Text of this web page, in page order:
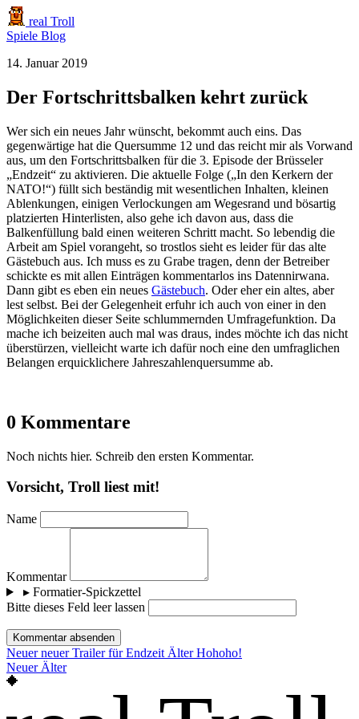
real Troll
Spiele Blog
14. Januar 2019
Der Fortschrittsbalken kehrt zurück
Wer sich ein neues Jahr wünscht, bekommt auch eins. Das
gegenwärtige hat die Quersumme 12 und das reicht mir als Vorwand
aus, um den Fortschrittsbalken für die 3. Episode der Brüsseler
„Endzeit“ zu aktivieren. Die aktuelle Folge („In den Kerkern der
NATO!“) füllt sich beständig mit wesentlichen Inhalten, kleinen
Ablenkungen, einigen Verlockungen am Wegesrand und bösartig
platzierten Hinterlisten, also gehe ich davon aus, dass die
Balkenfüllung bald einen weiteren Schritt macht. So lebendig die
Arbeit am Spiel vorangeht, so trostlos sieht es leider für das alte
Gästebuch aus. Ich muss es zu Grabe tragen, denn der Betreiber
schickte es mit allen Einträgen kommentarlos ins Datennirwana.
Dann gibt es eben ein neues Gästebuch. Oder eher ein altes, aber
lest selbst. Bei der Gelegenheit erfuhr ich auch von einer in den
Möglichkeiten dieser Seite schlummernden Umfragefunktion. Da
mache ich beizeiten auch mal was draus, indes möchte ich das nicht
überstürzen, vielleicht warte ich dafür noch eine den umfraglichen
Belangen erquicklichere Jahreszahlenquersumme ab.
0 Kommentare
Noch nichts hier. Schreib den ersten Kommentar.
Vorsicht, Troll liest mit!
Name
Kommentar
▸Formatier-Spickzettel
Bitte dieses Feld leer lassen
Kommentar absenden
Neuer neuer Trailer für Endzeit Älter Hohoho!
Neuer Älter